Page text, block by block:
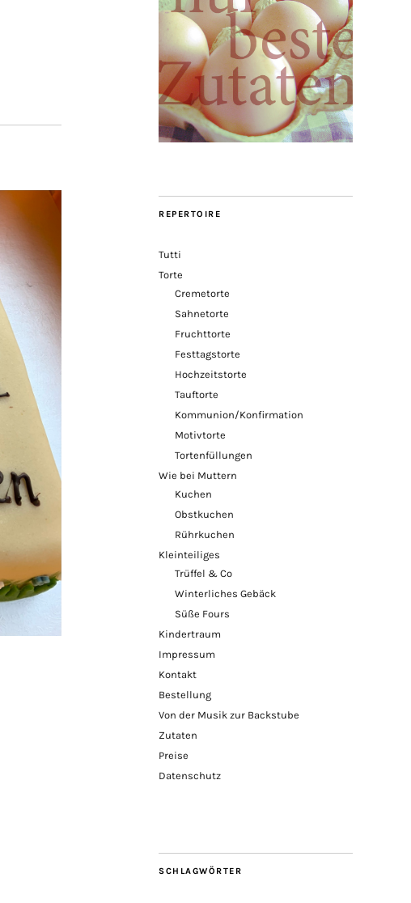
REPERTOIRE
Tutti
Torte
Cremetorte
Sahnetorte
Fruchttorte
Festtagstorte
Hochzeitstorte
Tauftorte
Kommunion/Konfirmation
Motivtorte
Tortenfüllungen
Wie bei Muttern
Kuchen
Obstkuchen
Rührkuchen
Kleinteiliges
Trüffel & Co
Winterliches Gebäck
Süße Fours
Kindertraum
Impressum
Kontakt
Bestellung
Von der Musik zur Backstube
Zutaten
Preise
Datenschutz
SCHLAGWÖRTER